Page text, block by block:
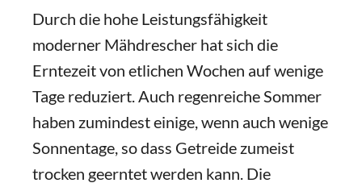
Durch die hohe Leistungsfähigkeit
moderner Mähdrescher hat sich die
Erntezeit von etlichen Wochen auf wenige
Tage reduziert. Auch regenreiche Sommer
haben zumindest einige, wenn auch wenige
Sonnentage, so dass Getreide zumeist
trocken geerntet werden kann. Die